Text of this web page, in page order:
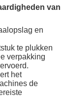
van
en
te plukken
verpakking
het
de